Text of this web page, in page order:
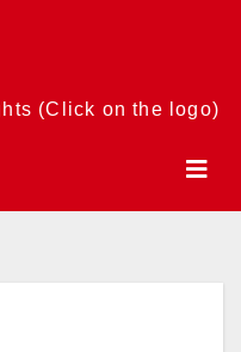
(Click on the logo)